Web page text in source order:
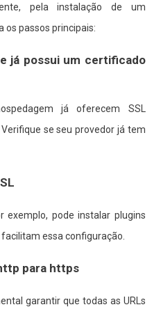
pela instalação de um
os passos principais:
já possui um certificado
já oferecem SSL
se seu provedor já tem
exemplo, pode instalar plugins
essa configuração.
para https
garantir que todas as URLs